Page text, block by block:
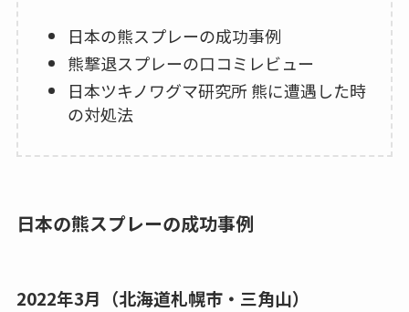
日本の熊スプレーの成功事例
熊撃退スプレーの口コミレビュー
日本ツキノワグマ研究所 熊に遭遇した時
の対処法
日本の熊スプレーの成功事例
2022年3月（北海道札幌市・三角山）